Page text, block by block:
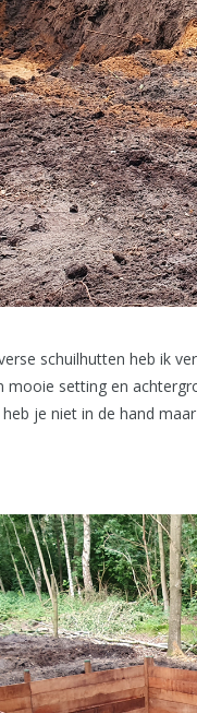
schuilhutten heb ik
setting en
je niet in de hand